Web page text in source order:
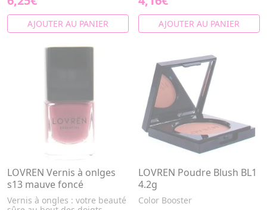
AJOUTER AU PANIER AJOUTER AU PANIER
LOVREN Vernis à onlges
s13 mauve foncé
Vernis à ongles : votre beauté
LOVREN Poudre Blush BL1
4.2g
Color Booster